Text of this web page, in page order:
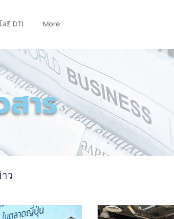
ลยี DTI More
สาร
ว